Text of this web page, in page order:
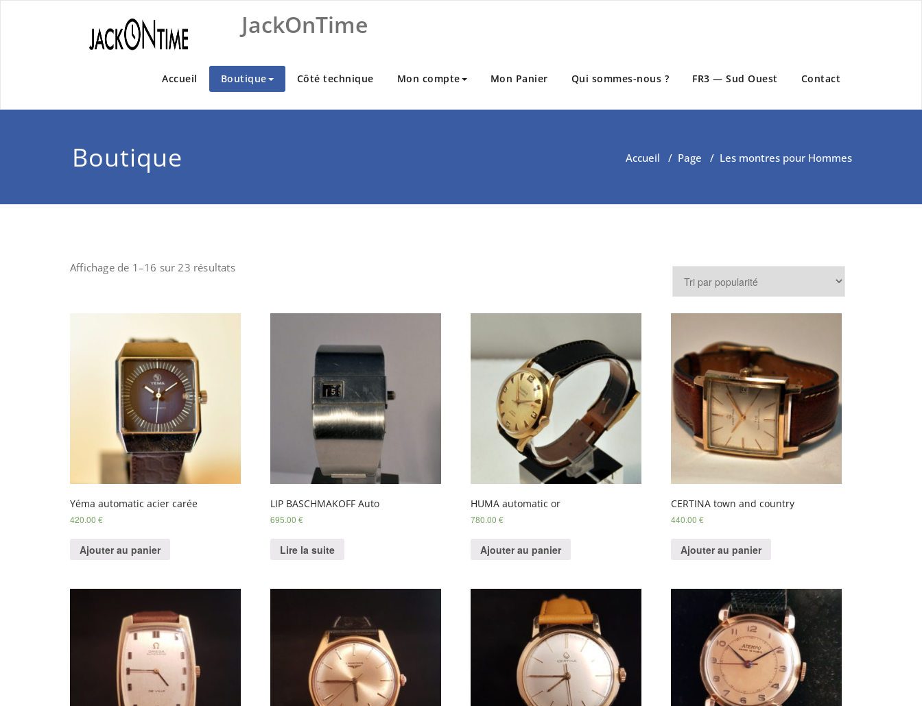
JackOnTime
Accueil Boutique Côté technique Mon compte Mon Panier Qui sommes-nous ? FR3 — Sud Ouest Contact
Boutique Accueil / Page / Les montres pour Hommes
Affichage de 1–16 sur 23 résultats
Yéma automatic acier carée
420.00 €
Ajouter au panier
LIP BASCHMAKOFF Auto
695.00€
Lire la suite
HUMA automatic or
780.00€
Ajouter au panier
CERTINA town and country
440.00€
Ajouter au panier